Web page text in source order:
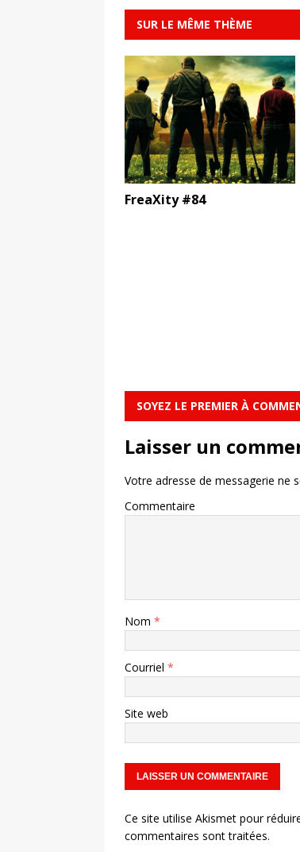
SUR LE MÊME THÈME
FreaXity #84
SOYEZ LE PREMIER À
Laisser un
Votre adresse de messagerie ne
Commentaire
Nom *
Courriel *
Site web
Ce site utilise Akismet pour
commentaires sont traitées.